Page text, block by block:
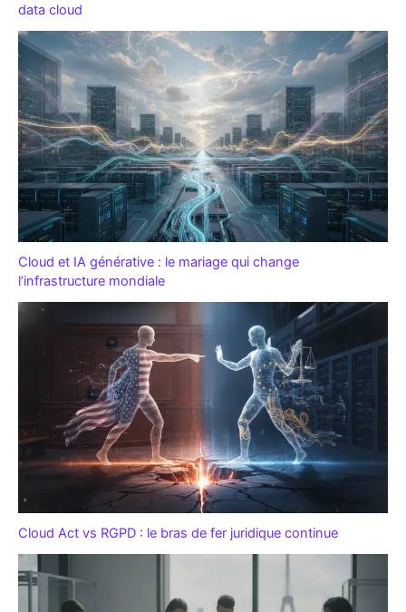
data cloud
Cloud et IA générative : le mariage qui change
l’infrastructure mondiale
Cloud Act vs RGPD : le bras de fer juridique continue